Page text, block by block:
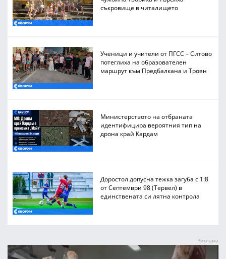
съкровище в читалището
Ученици и учители от ПГСС – Ситово
потеглиха на образователен
маршрут към Предбалкана и Троян
Министерството на отбраната
идентифицира вероятния тип на
дрона край Кардам
Доростол допусна тежка загуба с 1:8
от Септември 98 (Тервел) в
единствената си лятна контрола